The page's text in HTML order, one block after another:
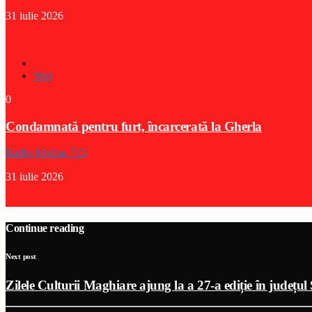
31 iulie 2026
Stiri
0
Condamnată pentru furt, încarcerată la Gherla
Radio Medias 725
31 iulie 2026
Continue reading
Next post
Zilele Culturii Maghiare ajung la a 27-a ediție în județul